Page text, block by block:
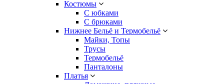
Костюмы
С юбками
С брюками
Нижнее Бельё и Термобельё
Майки, Топы
Трусы
Термобельё
Панталоны
Платья